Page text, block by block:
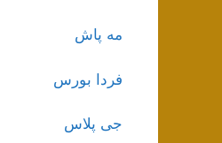
مه پاش
فردا بورس
جی پلاس